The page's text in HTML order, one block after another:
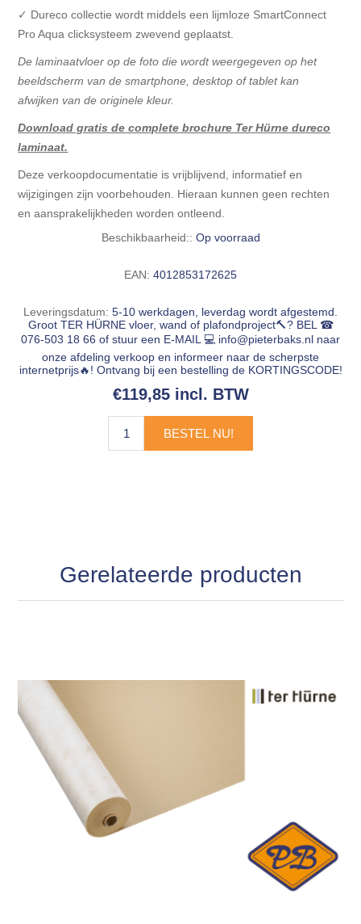
✓ Dureco collectie wordt middels een lijmloze SmartConnect
Pro Aqua clicksysteem zwevend geplaatst.
De laminaatvloer op de foto die wordt weergegeven op het
beeldscherm van de smartphone, desktop of tablet kan
afwijken van de originele kleur.
Download gratis de complete brochure Ter Hürne dureco
laminaat.
Deze verkoopdocumentatie is vrijblijvend, informatief en
wijzigingen zijn voorbehouden. Hieraan kunnen geen rechten
en aansprakelijkheden worden ontleend.
Beschikbaarheid:: Op voorraad
EAN: 4012853172625
Leveringsdatum: 5-10 werkdagen, leverdag wordt afgestemd.
Groot TER HÜRNE vloer, wand of plafondproject🔨? BEL ☎
076-503 18 66 of stuur een E-MAIL 💻 info@pieterbaks.nl naar
onze afdeling verkoop en informeer naar de scherpste
internetprijs🔥! Ontvang bij een bestelling de KORTINGSCODE!
€119,85 incl. BTW
BESTEL NU!
Gerelateerde producten